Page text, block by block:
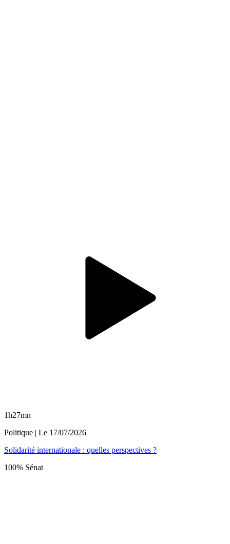
1h27mn
Politique | Le 17/07/2026
Solidarité internationale : quelles perspectives ?
100% Sénat